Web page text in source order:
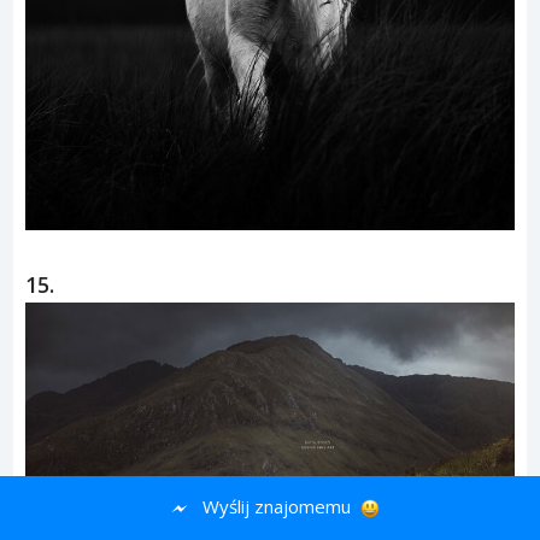
Wyślij znajomemu